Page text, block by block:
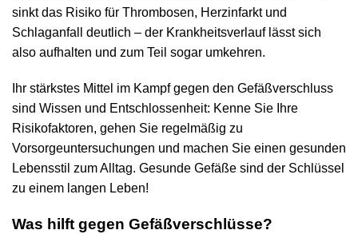
sinkt das Risiko für Thrombosen, Herzinfarkt und
Schlaganfall deutlich – der Krankheitsverlauf lässt sich
also aufhalten und zum Teil sogar umkehren.
Ihr stärkstes Mittel im Kampf gegen den Gefäßverschluss
sind Wissen und Entschlossenheit: Kenne Sie Ihre
Risikofaktoren, gehen Sie regelmäßig zu
Vorsorgeuntersuchungen und machen Sie einen gesunden
Lebensstil zum Alltag. Gesunde Gefäße sind der Schlüssel
zu einem langen Leben!
Was hilft gegen Gefäßverschlüsse?